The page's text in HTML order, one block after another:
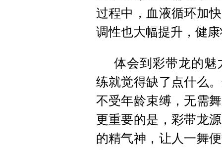
过程中，血液循环加
调性也大幅提升，健
体会到彩带龙的魅
练就觉得缺了点什么
不受年龄束缚，无需
更重要的是，彩带龙
的精气神，让人一舞